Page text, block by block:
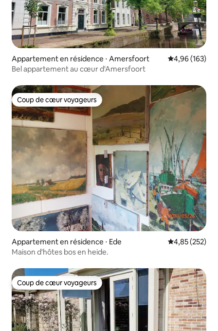
Appartement en résidence ⋅ Amersfoort Évaluation
4,96 (163)
Bel appartement au cœur d'Amersfoort
Coup de cœur voyageurs
Coup de cœur voyageurs
Appartement en résidence ⋅ Ede Évaluation
4,85 (252)
Maison d'hôtes bos en heide.
Coup de cœur voyageurs
Coup de cœur voyageurs